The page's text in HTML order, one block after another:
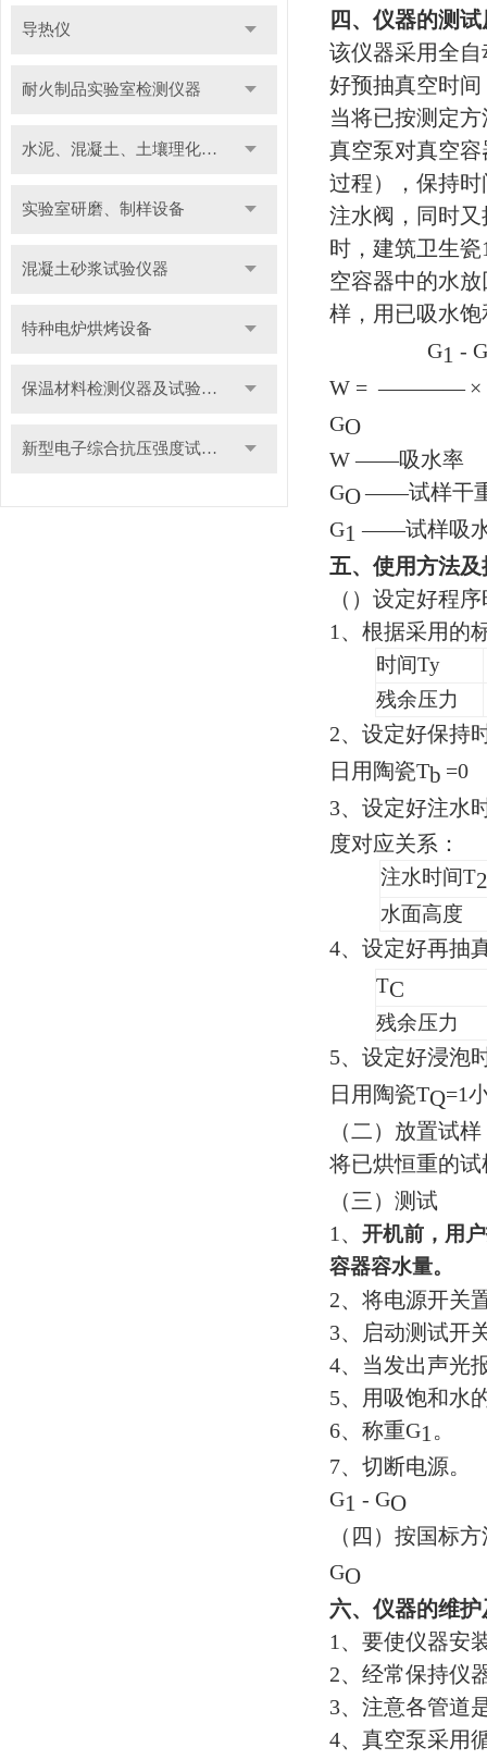
导热仪
耐火制品实验室检测仪器
水泥、混凝土、土壤理化检测仪器及装置
实验室研磨、制样设备
混凝土砂浆试验仪器
特种电炉烘烤设备
保温材料检测仪器及试验装置
新型电子综合抗压强度试验机
四、仪器的测
该仪器采用全
好预抽真空时
当将已按测定
真空泵对真空
过程），保持
注水阀，同时
时，建筑卫生
空容器中的水
样，用已吸水
G1 - G
W =———— ×
GO
W——吸水
GO——试样
G1——试样吸
五、使用方法
（）设定好程
1 、根据采用的
时间Ty
残余压力
2、设定好保持
日用陶瓷Tb
3、设定好注水
度对应关系：
注水时间T2
水面高度
4、设定好再抽
TC
残余压力
5、设定好浸泡
日用陶瓷TQ=1
（二）放置试样
将已烘恒重的
（三）测试
1 、 开机前，用
容器容水量。
2、将电源开关
3、启动测试开
4、当发出声光
5、用吸饱和水
6、称重G1。
7、切断
G1 - GO
（四）按国标
GO
六、仪器的维
1 、要使仪器安
2、经常保持仪
3、注意各管道
4、真空泵采用